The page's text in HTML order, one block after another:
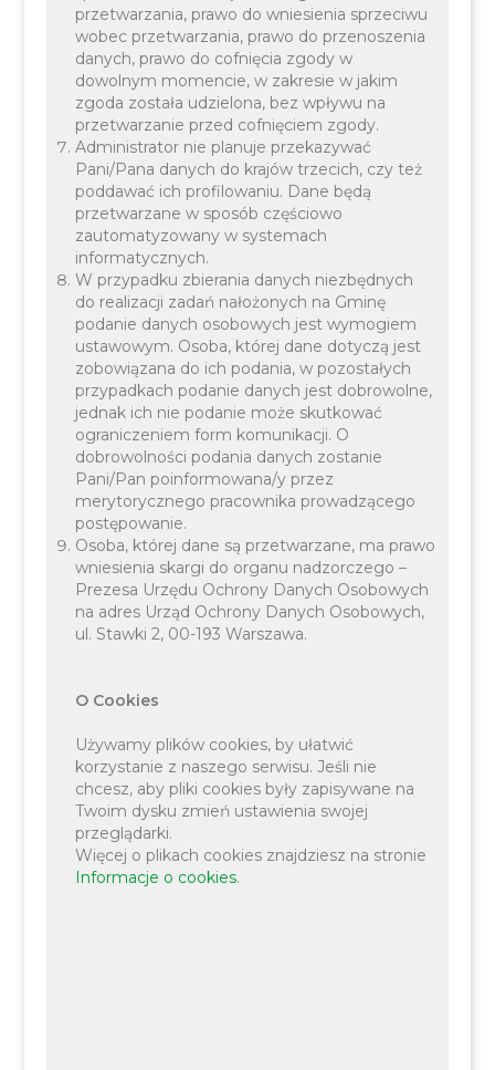
W piątkowe przedpołudnie 10 listopada, w
przeddzień 105 rocznicy Odzyskania przez Polskę
Niepodległości, w Szkole Podstawowej im. Księcia
Józefa Poniatowskiego w Mnikowie, świętowaliśmy
śpiewem tę jakże ważną dla każdego z nas
rocznicę. Po długiej pandemicznej przerwie
powrócił do kalendarium Gminy Lisieckiej Gminny
Przegląd Pieśni Patriotycznych.
Na scenie mnikowskiej szkoły stanęły zespoły
Uczniowie pod okiem swoich nauczycieli,
opiekunów artystycznych, zaprezentowali przy
dźwiękach pianina, skrzypiec, trąbki, instrumentów
perkusyjnych oraz gitar liczne utwory o tematyce
patriotycznej. Jedną z najpopularniejszych pieśni
tego roku była „Szara Piechota”,a zaraz za nią
utwór współczesny „Żeby Polska Była Polską”.
przetwarzania, prawo do wniesienia sprzeciwu
wobec przetwarzania, prawo do przenoszenia
danych, prawo do cofnięcia zgody w
dowolnym momencie, w zakresie w jakim
zgoda została udzielona, bez wpływu na
przetwarzanie przed cofnięciem zgody.
Administrator nie planuje przekazywać
Pani/Pana danych do krajów trzecich, czy też
poddawać ich profilowaniu. Dane będą
przetwarzane w sposób częściowo
zautomatyzowany w systemach
informatycznych.
W przypadku zbierania danych niezbędnych
do realizacji zadań nałożonych na Gminę
podanie danych osobowych jest wymogiem
ustawowym. Osoba, której dane dotyczą jest
zobowiązana do ich podania, w pozostałych
przypadkach podanie danych jest dobrowolne,
jednak ich nie podanie może skutkować
ograniczeniem form komunikacji. O
dobrowolności podania danych zostanie
Pani/Pan poinformowana/y przez
merytorycznego pracownika prowadzącego
postępowanie.
Osoba, której dane są przetwarzane, ma prawo
wniesienia skargi do organu nadzorczego –
Prezesa Urzędu Ochrony Danych Osobowych
na adres Urząd Ochrony Danych Osobowych,
ul. Stawki 2, 00-193 Warszawa.
O Cookies
Używamy plików cookies, by ułatwić
korzystanie z naszego serwisu. Jeśli nie
chcesz, aby pliki cookies były zapisywane na
Twoim dysku zmień ustawienia swojej
przeglądarki.
Więcej o plikach cookies znajdziesz na stronie
Informacje o cookies.